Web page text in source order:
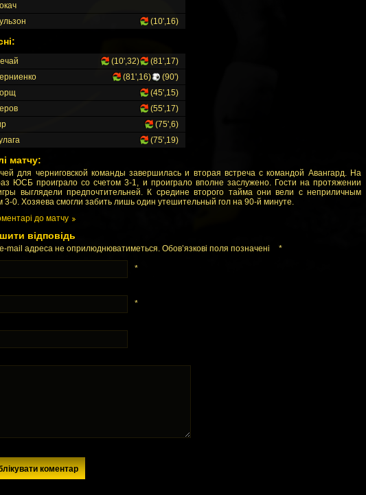
(10',16)
(81',17)
(10',32)
(90')
(81',16)
(45',15)
(55',17)
(75',6)
(75',19)
матчу:
для черниговской команды завершилась и вторая встреча с командой Авангард. На
ЮСБ проиграло со счетом 3-1, и проиграло вполне заслужено. Гости на протяжении
выглядели предпочтительней. К средине второго тайма они вели с неприличным
3-0. Хозяева смогли забить лишь один утешительный гол на 90-й минуте.
до матчу
відповідь
mail адреса не оприлюднюватиметься. Обов’язкові поля позначені *
*
*